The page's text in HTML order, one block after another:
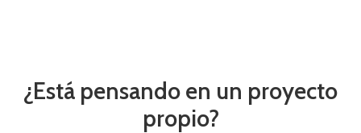
¿Está pensando en un proyecto
propio?